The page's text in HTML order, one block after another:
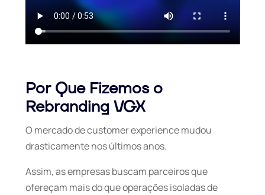
Por Que Fizemos o
Rebranding VGX
O mercado de customer experience mudou
drasticamente nos últimos anos.
Assim, as empresas buscam parceiros que
ofereçam mais do que operações isoladas de